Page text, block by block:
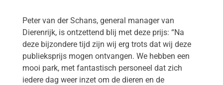
Peter van der Schans, general manager van
Dierenrijk, is ontzettend blij met deze prijs: “Na
deze bijzondere tijd zijn wij erg trots dat wij deze
publieksprijs mogen ontvangen. We hebben een
mooi park, met fantastisch personeel dat zich
iedere dag weer inzet om de dieren en de